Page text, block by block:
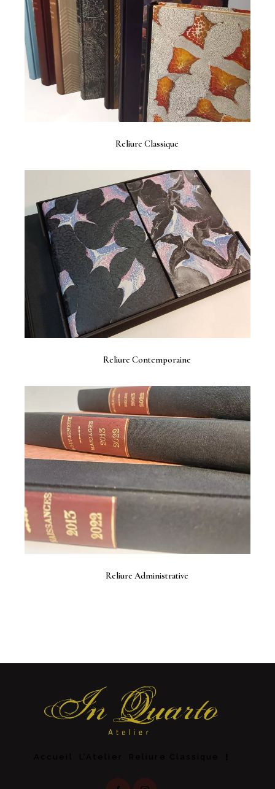
Reliure Classique
Reliure Contemporaine
Reliure Administrative